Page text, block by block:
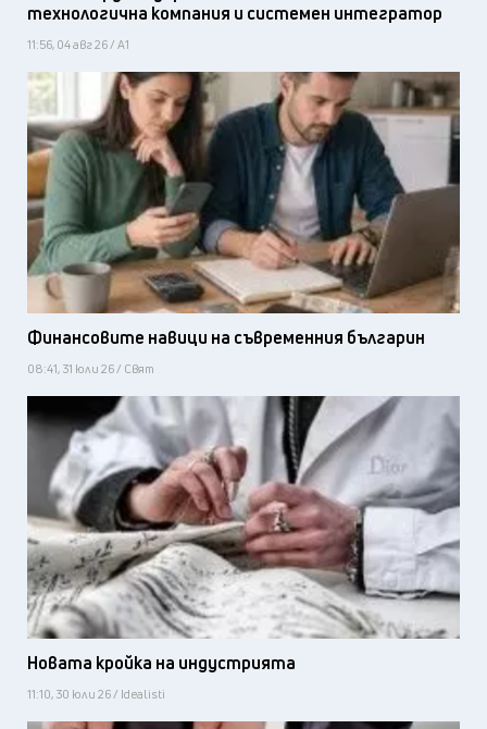
технологична компания и системен интегратор
11:56, 04 авг 26 / А1
Финансовите навици на съвременния българин
08:41, 31 юли 26 / Свят
Новата кройка на индустрията
11:10, 30 юли 26 / Idealisti